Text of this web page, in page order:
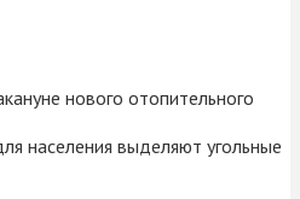
нового отопительного
населения выделяют угольные